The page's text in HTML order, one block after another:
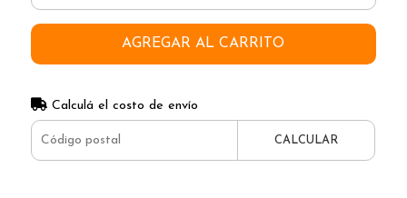
AGREGAR AL CARRITO
Calculá el costo de envío
CALCULAR